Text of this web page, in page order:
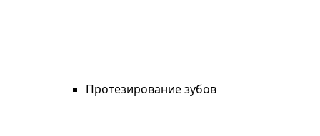
Протезирование зубов